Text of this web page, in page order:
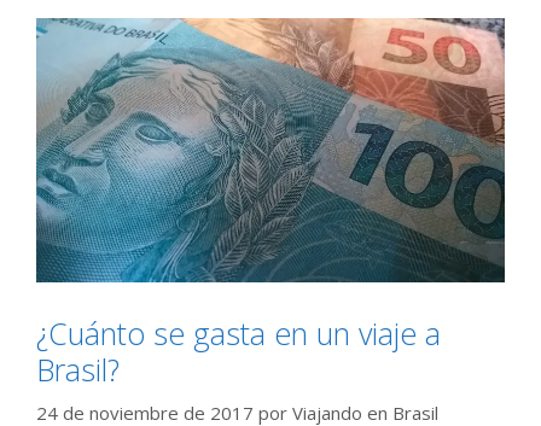
¿Cuánto se gasta en un viaje a
Brasil?
24 de noviembre de 2017 por Viajando en Brasil